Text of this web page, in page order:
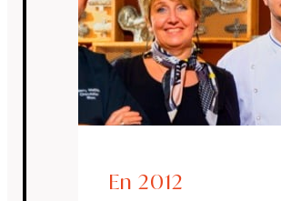
En 2012